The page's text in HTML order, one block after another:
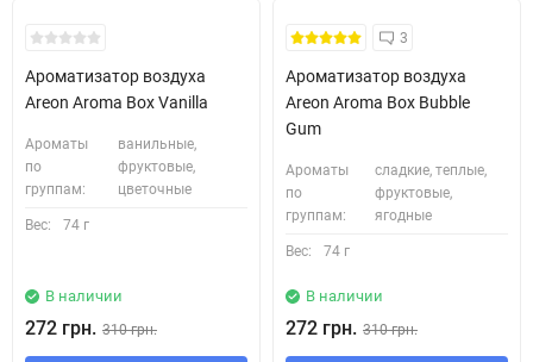
Ароматизатор воздуха
Areon Aroma Box Vanilla
Ароматы
по
группам:
ванильные,
фруктовые,
цветочные
Вес: 74 г
В наличии
272 грн. 310 грн.
3
Ароматизатор воздуха
Areon Aroma Box Bubble
Gum
Ароматы
по
группам:
сладкие, теплые,
фруктовые,
ягодные
Вес: 74 г
В наличии
272 грн. 310 грн.